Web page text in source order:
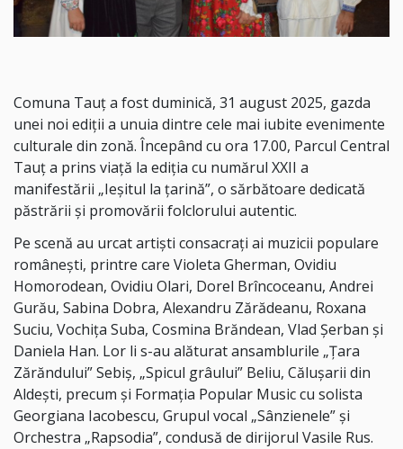
Comuna Tauț a fost duminică, 31 august 2025, gazda
unei noi ediții a unuia dintre cele mai iubite evenimente
culturale din zonă. Începând cu ora 17.00, Parcul Central
Tauț a prins viață la ediția cu numărul XXII a
manifestării „Ieșitul la țarină”, o sărbătoare dedicată
păstrării și promovării folclorului autentic.
Pe scenă au urcat artiști consacrați ai muzicii populare
românești, printre care Violeta Gherman, Ovidiu
Homorodean, Ovidiu Olari, Dorel Brîncoceanu, Andrei
Gurău, Sabina Dobra, Alexandru Zărădeanu, Roxana
Suciu, Vochița Suba, Cosmina Brăndean, Vlad Șerban și
Daniela Han. Lor li s-au alăturat ansamblurile „Țara
Zărăndului” Sebiș, „Spicul grâului” Beliu, Călușarii din
Aldești, precum și Formația Popular Music cu solista
Georgiana Iacobescu, Grupul vocal „Sânzienele” și
Orchestra „Rapsodia”, condusă de dirijorul Vasile Rus.